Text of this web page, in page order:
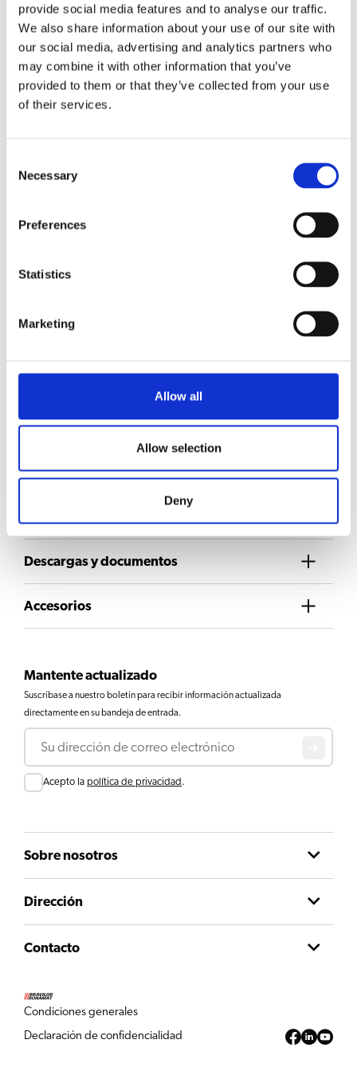
provide social media features and to analyse our traffic.
We also share information about your use of our site with
our social media, advertising and analytics partners who
may combine it with other information that you’ve
provided to them or that they’ve collected from your use
of their services.
Selection
Necessary
Preferences
Statistics
Marketing
Allow all
Allow selection
Deny
elaboración.
Modelo con un sistema de elaboración y dos
contenedores de 5 litros.
Tenga en cuenta que el carrito y la placa plegable no se
incluyen de serie. Estos accesorios se podrán pedir por
Hace rápidamente grandes cantidades de café
Aspecto sólido de gran calidad gracias a la carcasa
Equipada con señal de "café está listo", contadores
totales y diarios y temporizador integrado.
seguridad óptimos.
Café con una calidad consistente: los contenedores
Solicitar información
Descargas y documentos
Accesorios
Mantente actualizado
Suscríbase a nuestro boletín para recibir información actualizada
directamente en su bandeja de entrada.
Correo electrónico
Consentir
Acepto la política de privacidad .
Sobre nosotros
Dirección
Contacto
Condiciones generales
Declaración de confidencialidad